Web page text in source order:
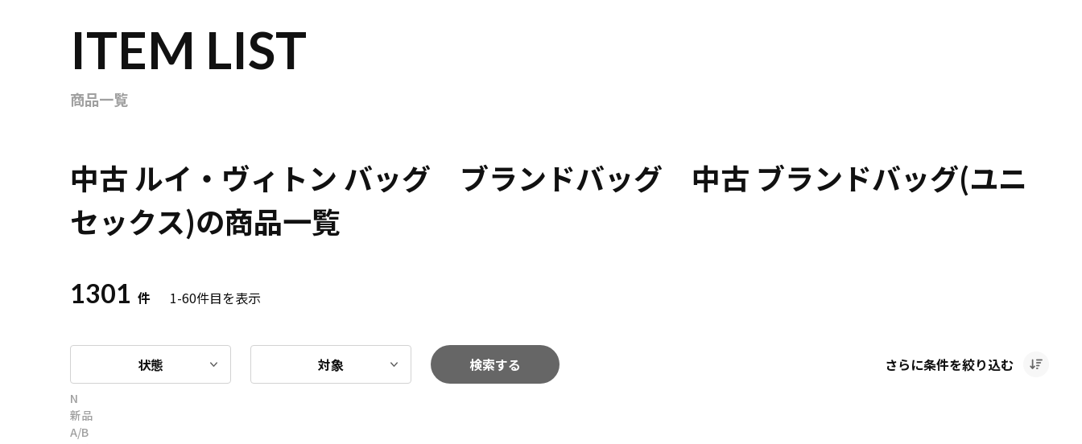
ITEM LIST
商品一覧
中古 ルイ・ヴィトン バッグ ブランドバッグ 中古 ブランドバッグ(ユニ
セックス)の商品一覧
1301 件 1-60件目を表示
状態 対象 検索する さらに条件を絞り込む
N
新品
A/B